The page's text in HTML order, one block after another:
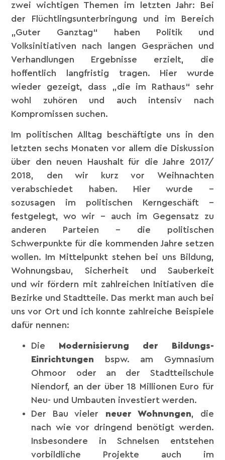
zwei wichtigen Themen im letzten Jahr: Bei
der Flüchtlingsunterbringung und im Bereich
„Guter Ganztag“ haben Politik und
Volksinitiativen nach langen Gesprächen und
Verhandlungen Ergebnisse erzielt, die
hoffentlich langfristig tragen. Hier wurde
wieder gezeigt, dass „die im Rathaus“ sehr
wohl zuhören und auch intensiv nach
Kompromissen suchen.
Im politischen Alltag beschäftigte uns in den
letzten sechs Monaten vor allem die Diskussion
über den neuen Haushalt für die Jahre 2017/
2018, den wir kurz vor Weihnachten
verabschiedet haben. Hier wurde –
sozusagen im politischen Kerngeschäft –
festgelegt, wo wir – auch im Gegensatz zu
anderen Parteien – die politischen
Schwerpunkte für die kommenden Jahre setzen
wollen. Im Mittelpunkt stehen bei uns Bildung,
Wohnungsbau, Sicherheit und Sauberkeit
und wir fördern mit zahlreichen Initiativen die
Bezirke und Stadtteile. Das merkt man auch bei
uns vor Ort und ich konnte zahlreiche Beispiele
dafür nennen:
Die Modernisierung der Bildungs-
Einrichtungen bspw. am Gymnasium
Ohmoor oder an der Stadtteilschule
Niendorf, an der über 18 Millionen Euro für
Neu- und Umbauten investiert werden.
Der Bau vieler neuer Wohnungen, die
nach wie vor dringend benötigt werden.
Insbesondere in Schnelsen entstehen
vorbildliche Projekte auch im